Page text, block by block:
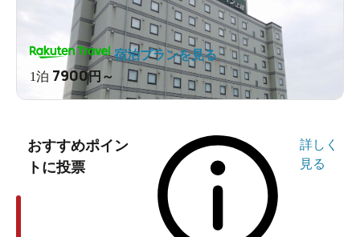
1泊 7900円～
宿泊プランを見る
おすすめポイン
トに投票
詳しく
見る